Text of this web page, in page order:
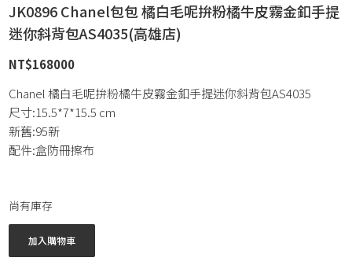
JK0896 Chanel包包 橘白毛呢拚粉橘牛皮霧金釦手提
迷你斜背包AS4035(高雄店)
NT$168000
Chanel 橘白毛呢拚粉橘牛皮霧金釦手提迷你斜背包AS4035
尺寸:15.5*7*15.5 cm
新舊:95新
配件:盒防冊擦布
尚有庫存
加入購物車